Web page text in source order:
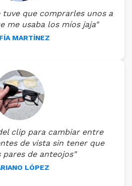
que comprarles unos a
me usaba los míos jaja"
MARTÍNEZ
clip para cambiar entre
de vista sin tener que
pares de anteojos"
LÓPEZ